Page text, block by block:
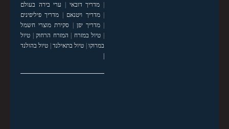
מדריך דובאי
ערי בירה בעולם
|מדריך ויטנאם
מדריך פיליפינים
|מדריך יפן
סקירת מוצרי חשמל
טיול במזרח המזרח הרחוק| טיול
במרוקו| טיול בתאילנד| טיול בהולנד